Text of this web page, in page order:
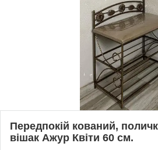
Передпокій кований,
вішак Ажур Квіти 60 см.